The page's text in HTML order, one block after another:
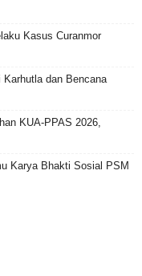
Kasus Curanmor
dan Bencana
KUA-PPAS 2026,
Karya Bhakti Sosial PSM